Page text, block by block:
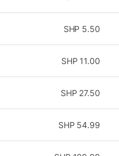
5.50
SHP
11.00
SHP
27.50
SHP
54.99
SHP